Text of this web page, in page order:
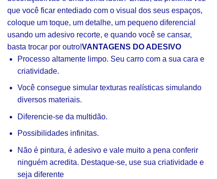
que você ficar entediado com o visual dos seus espaços,
coloque um toque, um detalhe, um pequeno diferencial
usando um adesivo recorte, e quando você se cansar,
basta trocar por outro!VANTAGENS DO ADESIVO
Processo altamente limpo. Seu carro com a sua cara e
criatividade.
Você consegue simular texturas realísticas simulando
diversos materiais.
Diferencie-se da multidão.
Possibilidades infinitas.
Não é pintura, é adesivo e vale muito a pena conferir
ninguém acredita. Destaque-se, use sua criatividade e
seja diferente